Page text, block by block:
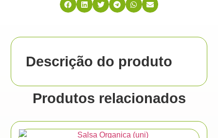
Descrição do produto
Produtos relacionados